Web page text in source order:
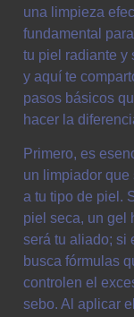
una limpieza
fundamental
tu piel radiante y
y aquí te
pasos básicos
hacer la
Primero, es
un limpiador que
a tu tipo de piel.
piel seca, un gel
será tu aliado; si
busca fórmulas
controlen el
sebo. Al aplicar el